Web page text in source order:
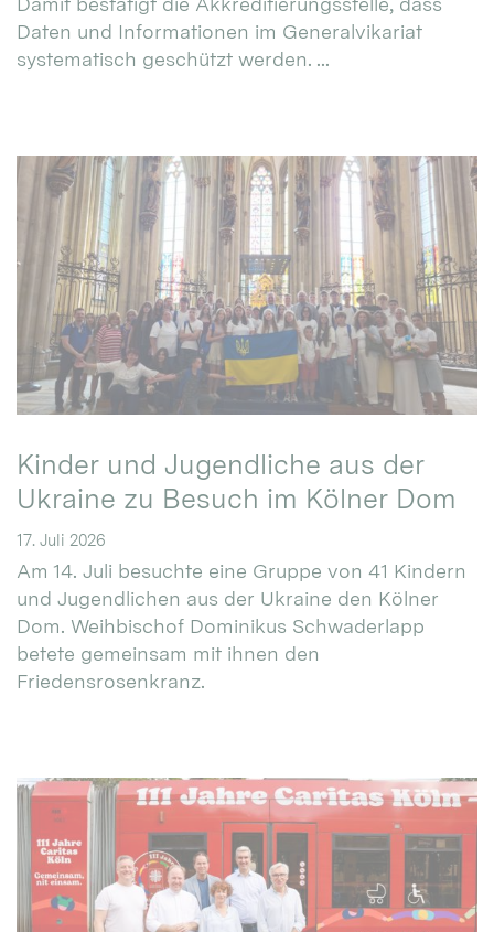
Daten und Informationen im Generalvikariat
systematisch geschützt werden. ...
Kinder und Jugendliche aus der
Ukraine zu Besuch im Kölner Dom
17. Juli 2026
Am 14. Juli besuchte eine Gruppe von 41 Kindern
und Jugendlichen aus der Ukraine den Kölner
Dom. Weihbischof Dominikus Schwaderlapp
betete gemeinsam mit ihnen den
Friedensrosenkranz.